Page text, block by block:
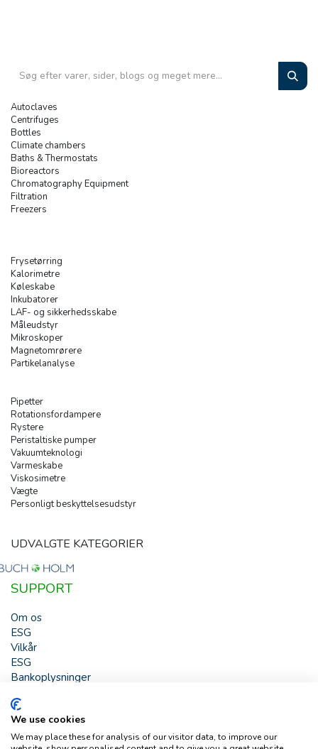
Autoclaves
Centrifuges
Bottles
Climate chambers
Baths & Thermostats
Bioreactors
Chromatography Equipment
Filtration
Freezers
Frysetørring
Kalorimetre
Køleskabe
Inkubatorer
LAF- og sikkerhedsskabe
Måleudstyr
Mikroskoper
Magnetomrørere
Partikelanalyse
Pipetter
Rotationsfordampere
Rystere
Peristaltiske pumper
Vakuumteknologi
Varmeskabe
Viskosimetre
Vægte
Personligt beskyttelsesudstyr
UDVALGTE KATEGORIER
SUPPORT
Om os
ESG
Vilkår
ESG
Bankoplysninger
HJÆLP
Buch & Holm A/S - Marielundvej 39 - DK-2730 Herlev -
Tlf. +45 44 54 00 00 - e-mail:b-h@buch-holm.dk- CVR-nr.:
We use cookies
We may place these for analysis of our visitor data, to improve our